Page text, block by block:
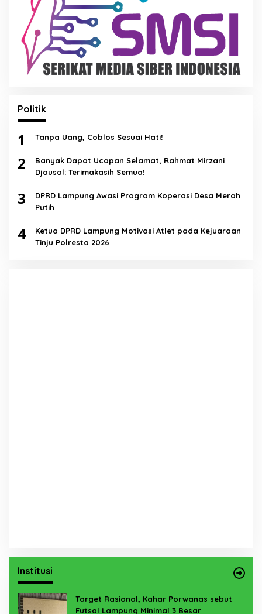
Politik
1 Tanpa Uang, Coblos Sesuai Hati!
2
Banyak Dapat Ucapan Selamat, Rahmat Mirzani
Djausal: Terimakasih Semua!
3
DPRD Lampung Awasi Program Koperasi Desa Merah
Putih
4
Ketua DPRD Lampung Motivasi Atlet pada Kejuaraan
Tinju Polresta 2026
Institusi
Target Rasional, Kahar Porwanas sebut
Futsal Lampung Minimal 3 Besar